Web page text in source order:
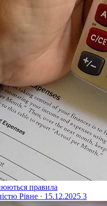
правила
Рівне · 15.12.2025 3